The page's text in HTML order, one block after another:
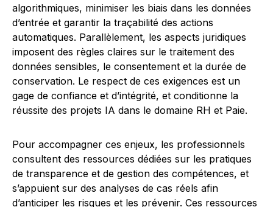
algorithmiques, minimiser les biais dans les données
d’entrée et garantir la traçabilité des actions
automatiques. Parallèlement, les aspects juridiques
imposent des règles claires sur le traitement des
données sensibles, le consentement et la durée de
conservation. Le respect de ces exigences est un
gage de confiance et d’intégrité, et conditionne la
réussite des projets IA dans le domaine RH et Paie.
Pour accompagner ces enjeux, les professionnels
consultent des ressources dédiées sur les pratiques
de transparence et de gestion des compétences, et
s’appuient sur des analyses de cas réels afin
d’anticiper les risques et les prévenir. Ces ressources